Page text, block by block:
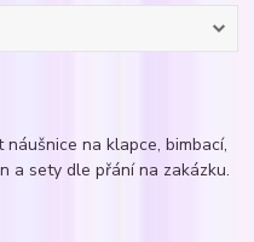
na klapce, bimbací,
a sety dle přání na zakázku.